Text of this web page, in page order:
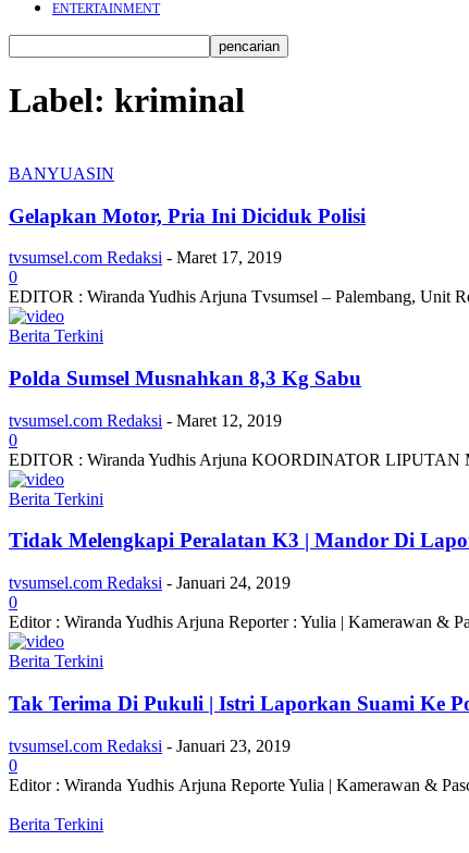
ENTERTAINMENT
Label: kriminal
BANYUASIN
Gelapkan Motor, Pria Ini Diciduk Polisi
tvsumsel.com Redaksi - Maret 17, 2019
0
EDITOR : Wiranda Yudhis Arjuna Tvsumsel – Palembang, Unit
Berita Terkini
Polda Sumsel Musnahkan 8,3 Kg Sabu
tvsumsel.com Redaksi - Maret 12, 2019
0
EDITOR : Wiranda Yudhis Arjuna KOORDINATOR LIPUTAN
Berita Terkini
Tidak Melengkapi Peralatan K3 | Mandor Di
tvsumsel.com Redaksi - Januari 24, 2019
0
Editor : Wiranda Yudhis Arjuna Reporter : Yulia | Kamerawan &
Berita Terkini
Tak Terima Di Pukuli | Istri Laporkan Suami Ke
tvsumsel.com Redaksi - Januari 23, 2019
0
Editor : Wiranda Yudhis Arjuna Reporte Yulia | Kamerawan &
Berita Terkini